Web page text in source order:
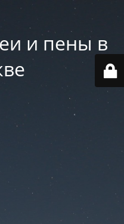
и пены в